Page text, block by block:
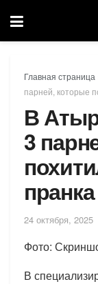
Главная страница
парней, которые
В
3
пранка
24 октября, 2025
Фото:
В